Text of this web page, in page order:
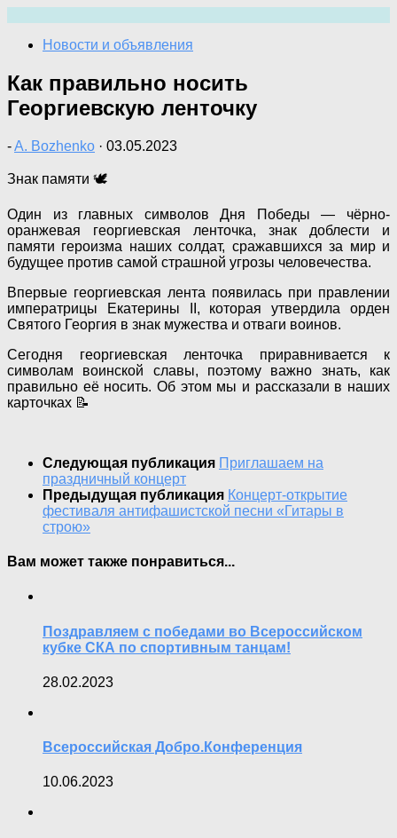
содержимому
Новости и объявления
Как правильно носить
Георгиевскую ленточку
-A. Bozhenko · 03.05.2023
Знак памяти 🕊
Один из главных символов Дня Победы — чёрно-
оранжевая георгиевская ленточка, знак доблести и
памяти героизма наших солдат, сражавшихся за мир и
будущее против самой страшной угрозы человечества.
Впервые георгиевская лента появилась при правлении
императрицы Екатерины II, которая утвердила орден
Святого Георгия в знак мужества и отваги воинов.
Сегодня георгиевская ленточка приравнивается к
символам воинской славы, поэтому важно знать, как
правильно её носить. Об этом мы и рассказали в наших
карточках 📝
Следующая публикация Приглашаем на
праздничный концерт
Предыдущая публикация Концерт-открытие
фестиваля антифашистской песни «Гитары в
строю»
Вам может также понравиться...
Поздравляем с победами во Всероссийском
кубке СКА по спортивным танцам!
28.02.2023
Всероссийская Добро.Конференция
10.06.2023